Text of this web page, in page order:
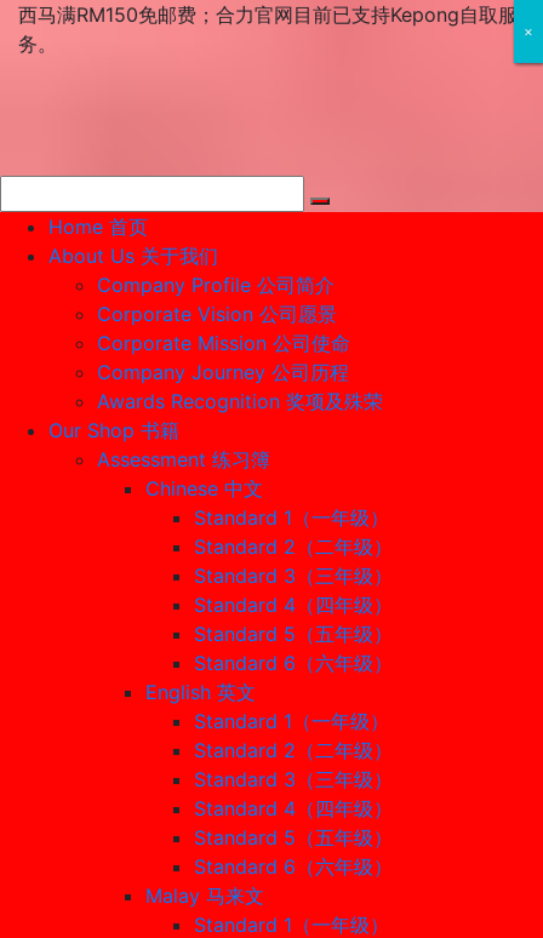
Skip西马满RM150免邮费；合力官网目前已支持Kepong自取服
务。
Home 首页
About Us 关于我们
Company Profile 公司简介
Corporate Vision 公司愿景
Corporate Mission 公司使命
Company Journey 公司历程
Awards Recognition 奖项及殊荣
Our Shop 书籍
Assessment 练习簿
Chinese 中文
Standard 1（一年级）
Standard 2（二年级）
Standard 3（三年级）
Standard 4（四年级）
Standard 5（五年级）
Standard 6（六年级）
English 英文
Standard 1（一年级）
Standard 2（二年级）
Standard 3（三年级）
Standard 4（四年级）
Standard 5（五年级）
Standard 6（六年级）
Malay 马来文
Standard 1（一年级）
×
×
×